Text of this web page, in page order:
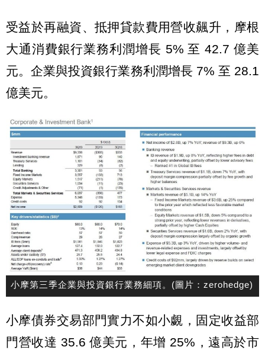
受益於再融資、抵押貸款費用營收飆升，摩根
大通消費銀行業務利潤增長 5% 至 42.7 億美
元。企業與投資銀行業務利潤增長 7% 至 28.1
億美元。
小摩第三季企業與投資銀行業務細項。(圖片：zerohedge)
小摩債券交易部門實力不如小覷，固定收益部
門營收達 35.6 億美元，年增 25%，遠高於市